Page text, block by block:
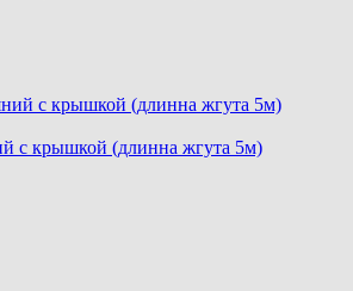
с крышкой (длинна жгута 5м)